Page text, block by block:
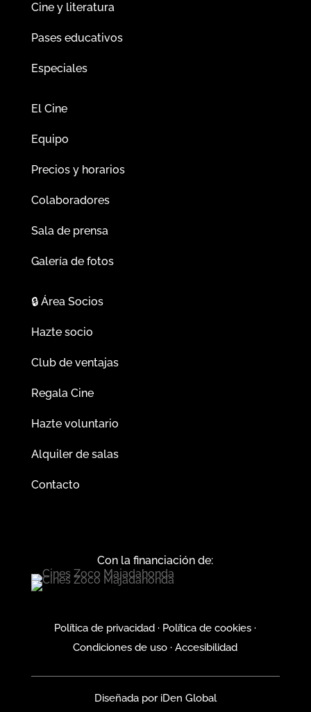
Cine y literatura
Pases educativos
Especiales
El Cine
Equipo
Precios y horarios
Colaboradores
Sala de prensa
Galería de fotos
🔒Área Socios
Hazte socio
Club de ventajas
Regala Cine
Hazte voluntario
Alquiler de salas
Contacto
Con la financiación de:
Política de privacidad · Política de cookies ·
Condiciones de uso ·Accesibilidad
Diseñada poriDen Global